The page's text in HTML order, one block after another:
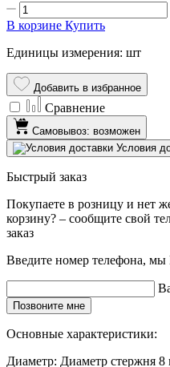
В корзине Купить
Единицы измерения: шт
Добавить в избранное
Сравнение
Самовывоз: возможен
Условия
Быстрый заказ
Покупаете в розницу и нет
корзину? – сообщите свой
заказ
Введите номер телефона,
Позвоните мне
Основные характеристики:
Диаметр: Диаметр стержня 8